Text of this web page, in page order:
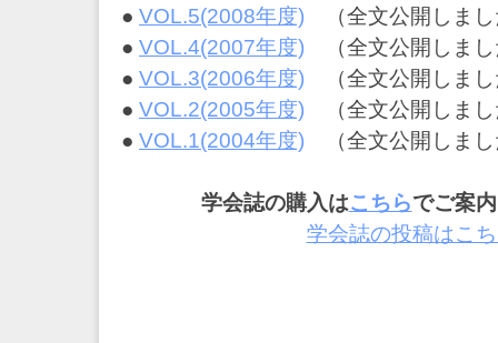
● VOL.5(2008年度) （全文公開しまし
● VOL.4(2007年度) （全文公開しまし
● VOL.3(2006年度) （全文公開しまし
● VOL.2(2005年度) （全文公開しまし
● VOL.1(2004年度) （全文公開しまし
学会誌の購入はこちらでご案
学会誌の投稿はこ